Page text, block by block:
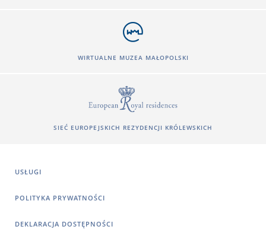
WIRTUALNE MUZEA MAŁOPOLSKI
SIEĆ EUROPEJSKICH REZYDENCJI KRÓLEWSKICH
USŁUGI
POLITYKA PRYWATNOŚCI
DEKLARACJA DOSTĘPNOŚCI